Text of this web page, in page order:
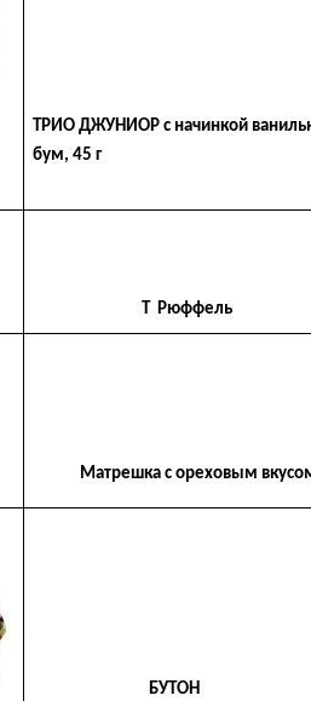
ТРИО ДЖУНИОР с начинкой
бум, 45 г
Т Рюффель
Матрешка с ореховым
БУТОН